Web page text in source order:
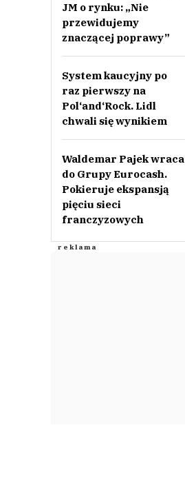
JM o rynku: „Nie
przewidujemy
znaczącej poprawy”
System kaucyjny po
raz pierwszy na
Pol‘and‘Rock. Lidl
chwali się wynikiem
Waldemar Pajek wraca
do Grupy Eurocash.
Pokieruje ekspansją
pięciu sieci
franczyzowych